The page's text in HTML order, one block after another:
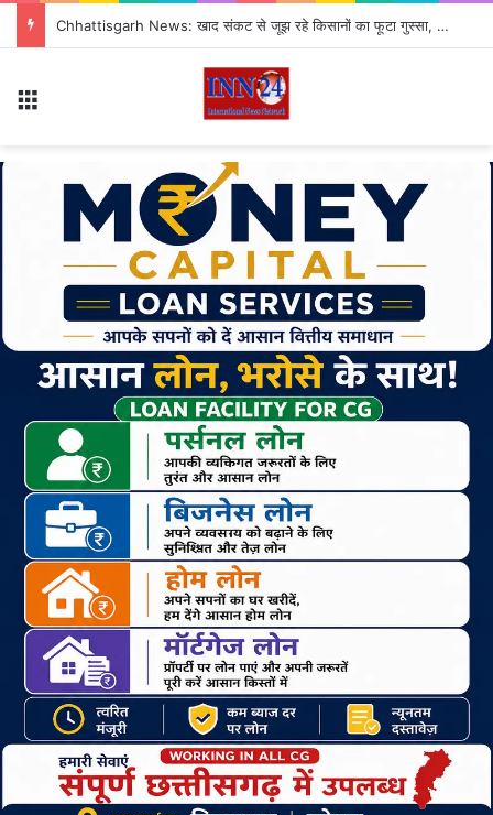
Chhattisgarh News: खाद संकट से जूझ रहे किसानों का फूटा गुस्सा, 35 टन खाद की नीलामी रद्द होने पर सड़क पर उतरे